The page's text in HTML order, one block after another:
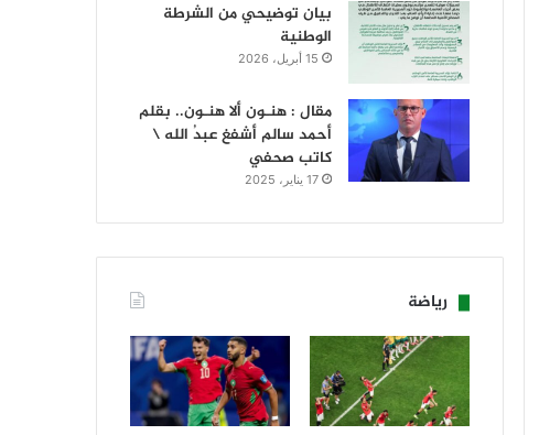
بيان توضيحي من الشرطة
الوطنية
15 أبريل، 2026
مقال : هنـون ألا هنـون.. بقلم
أحمد سالم أشفغ عبدُ الله \
كاتب صحفي
17 يناير، 2025
رياضة